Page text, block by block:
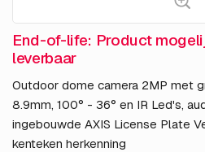
End-of-life: Product
leverbaar
Outdoor dome camera 2MP met
8.9mm, 100° - 36° en IR Led's,
ingebouwde AXIS License Plate
kenteken herkenning